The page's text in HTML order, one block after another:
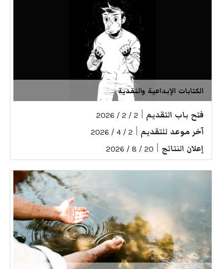
الكتابات الإبداعية والنقدية
فتح باب التقديم 2 / 2 / 2026
آخر موعد للتقديم 2 / 4 / 2026
إعلان النتائج 20 / 8 / 2026